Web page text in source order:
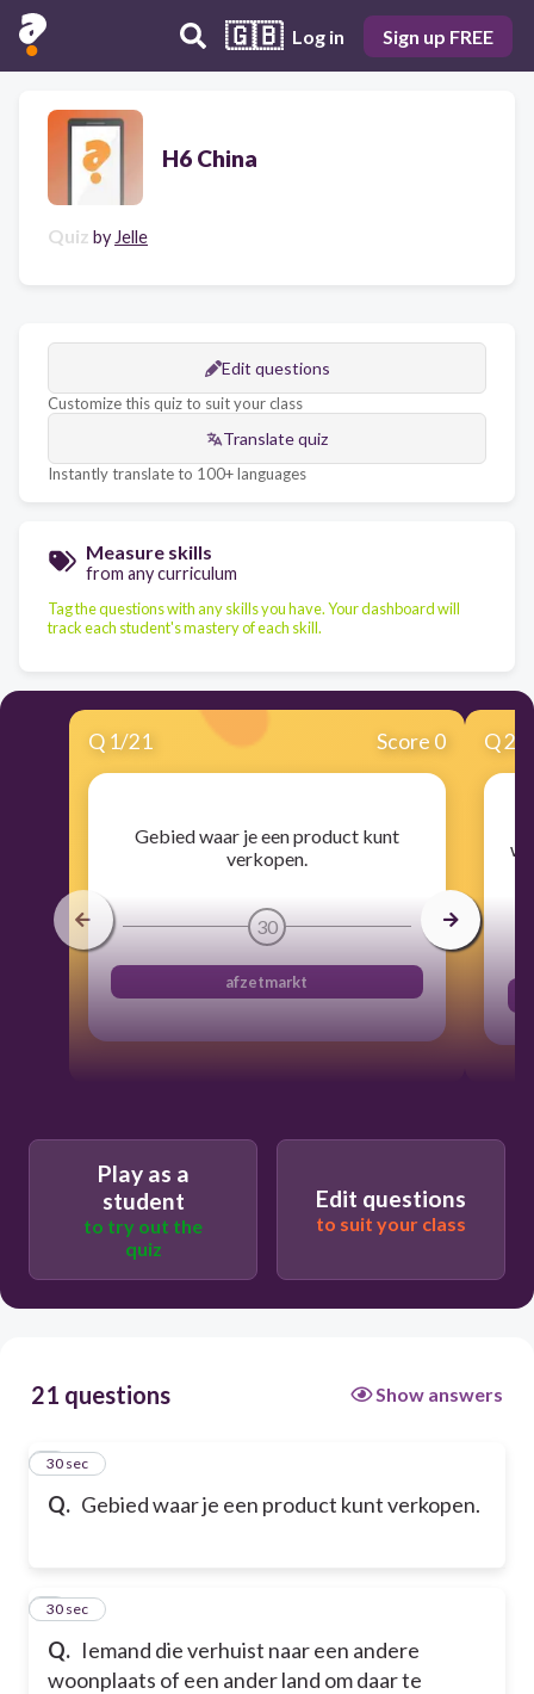
🇬🇧 Log in Sign up FREE
H6 China
Quiz by Jelle
Edit questions
Customize this quiz to suit your class
Translate quiz
Instantly translate to 100+ languages
Measure skills
from any curriculum
Tag the questions with any skills you have. Your dashboard will
track each student's mastery of each skill.
Q 1/21 Score 0
Gebied waar je een product kunt
verkopen.
30
afzetmarkt
Q2
Play as a
student
to try out the
quiz
Edit questions
to suit your class
21 questions Show answers
Q. Gebied waar je een product kunt verkopen.
1
30 sec
Q. Iemand die verhuist naar een andere
woonplaats of een ander land om daar te
2
30 sec